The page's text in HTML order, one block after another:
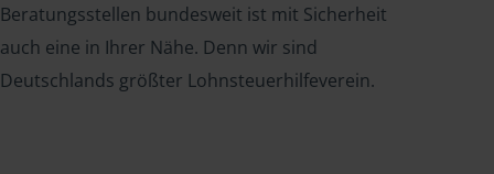
Beratungsstellen bundesweit ist mit Sicherheit
auch eine in Ihrer Nähe. Denn wir sind
Deutschlands größter Lohnsteuerhilfeverein.